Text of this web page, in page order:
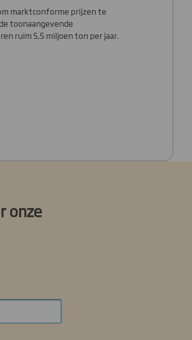
marktconforme prijzen te
toonaangevende
ruim 5,5 miljoen ton per jaar.
onze